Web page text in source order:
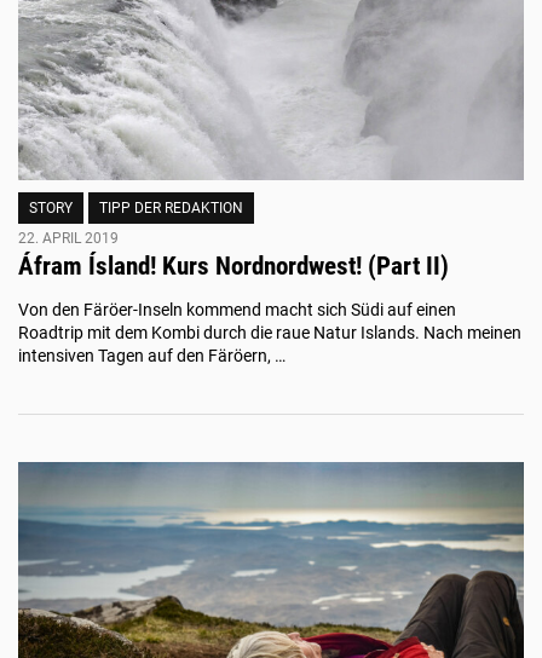
STORY
TIPP DER REDAKTION
22. APRIL 2019
Áfram Ísland! Kurs Nordnordwest! (Part II)
Von den Färöer-Inseln kommend macht sich Südi auf einen
Roadtrip mit dem Kombi durch die raue Natur Islands. Nach meinen
intensiven Tagen auf den Färöern, …